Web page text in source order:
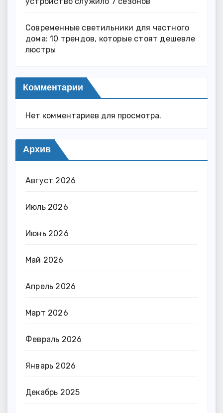
Современные светильники для частного
дома: 10 трендов, которые стоят дешевле
люстры
Комментарии
Нет комментариев для просмотра.
Архив
Август 2026
Июль 2026
Июнь 2026
Май 2026
Апрель 2026
Март 2026
Февраль 2026
Январь 2026
Декабрь 2025